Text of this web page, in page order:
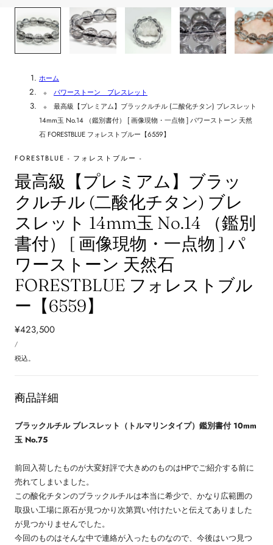
ホーム
パワーストーン ブレスレット
最高級【プレミアム】ブラックルチル (二酸化チタン) ブレスレット
14mm玉 No.14 （鑑別書付） [ 画像現物・一点物 ] パワーストーン 天然
石 FORESTBLUE フォレストブルー【6559】
FORESTBLUE - フォレストブルー -
最高級【プレミアム】ブラッ
クルチル (二酸化チタン) ブレ
スレット 14mm玉 No.14 （鑑別
書付） [ 画像現物・一点物 ] パ
ワーストーン 天然石
FORESTBLUE フォレストブル
ー【6559】
通
常
価
¥423,500
単
価/あ
り
税込。
商品詳細
ブラックルチル ブレスレット（トルマリンタイプ）鑑別書付 10mm
玉 No.75
前回入荷したものが大変好評で大きめのものはHPでご紹介する前に
売れてしまいました。
この酸化チタンのブラックルチルは本当に希少で、かなり広範囲の
取扱い工場に原石が見つかり次第買い付けたいと伝えてありました
が見つかりませんでした。
今回のものはそんな中で連絡が入ったものなので、今後はいつ見つ